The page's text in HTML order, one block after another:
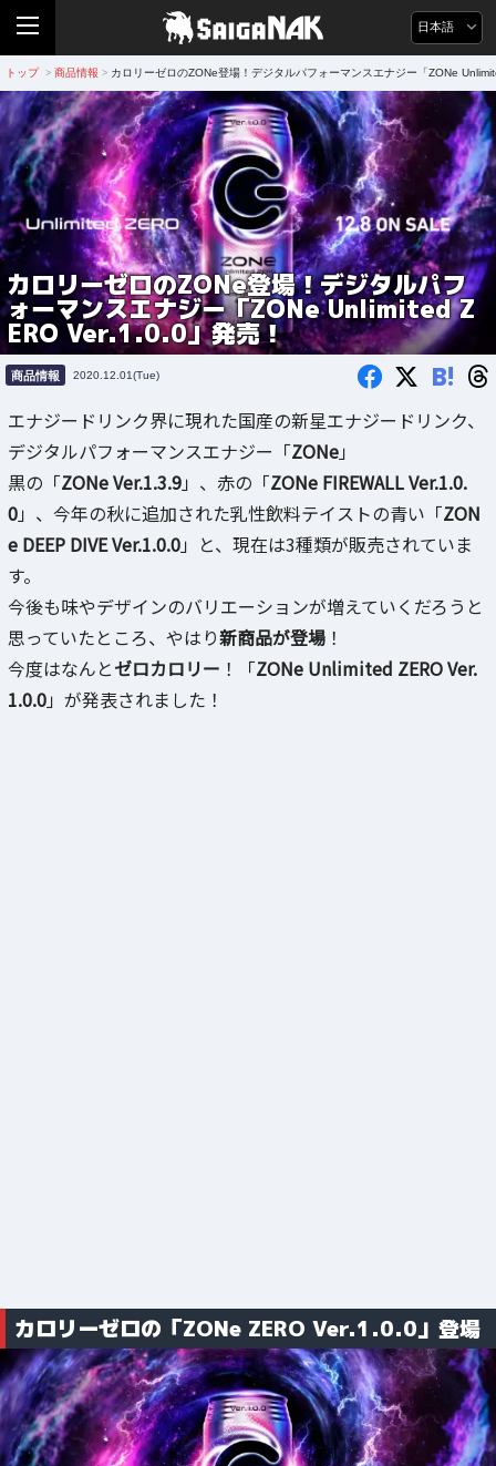
日本語
トップ > 商品情報 > カロリーゼロのZONe登場！デジタルパフォーマンスエナジー「ZONe
カロリーゼロのZONe登場！デジタルパフ
ォーマンスエナジー「ZONe Unlimited Z
ERO Ver.1.0.0」発売！
商品情報 2020.12.01(Tue) B!
エナジードリンク界に現れた国産の新星エナジードリンク、
デジタルパフォーマンスエナジー「ZONe」
黒の「ZONe Ver.1.3.9」、赤の「ZONe FIREWALL Ver.1.0.
0」、今年の秋に追加された乳性飲料テイストの青い「ZON
e DEEP DIVE Ver.1.0.0」と、現在は3種類が販売されていま
す。
今後も味やデザインのバリエーションが増えていくだろうと
思っていたところ、やはり新商品が登場 ！
今度はなんとゼロカロリー ！「ZONe Unlimited ZERO Ver.
1.0.0」が発表されました！
カロリーゼロの「ZONe ZERO Ver.1.0.0」登場